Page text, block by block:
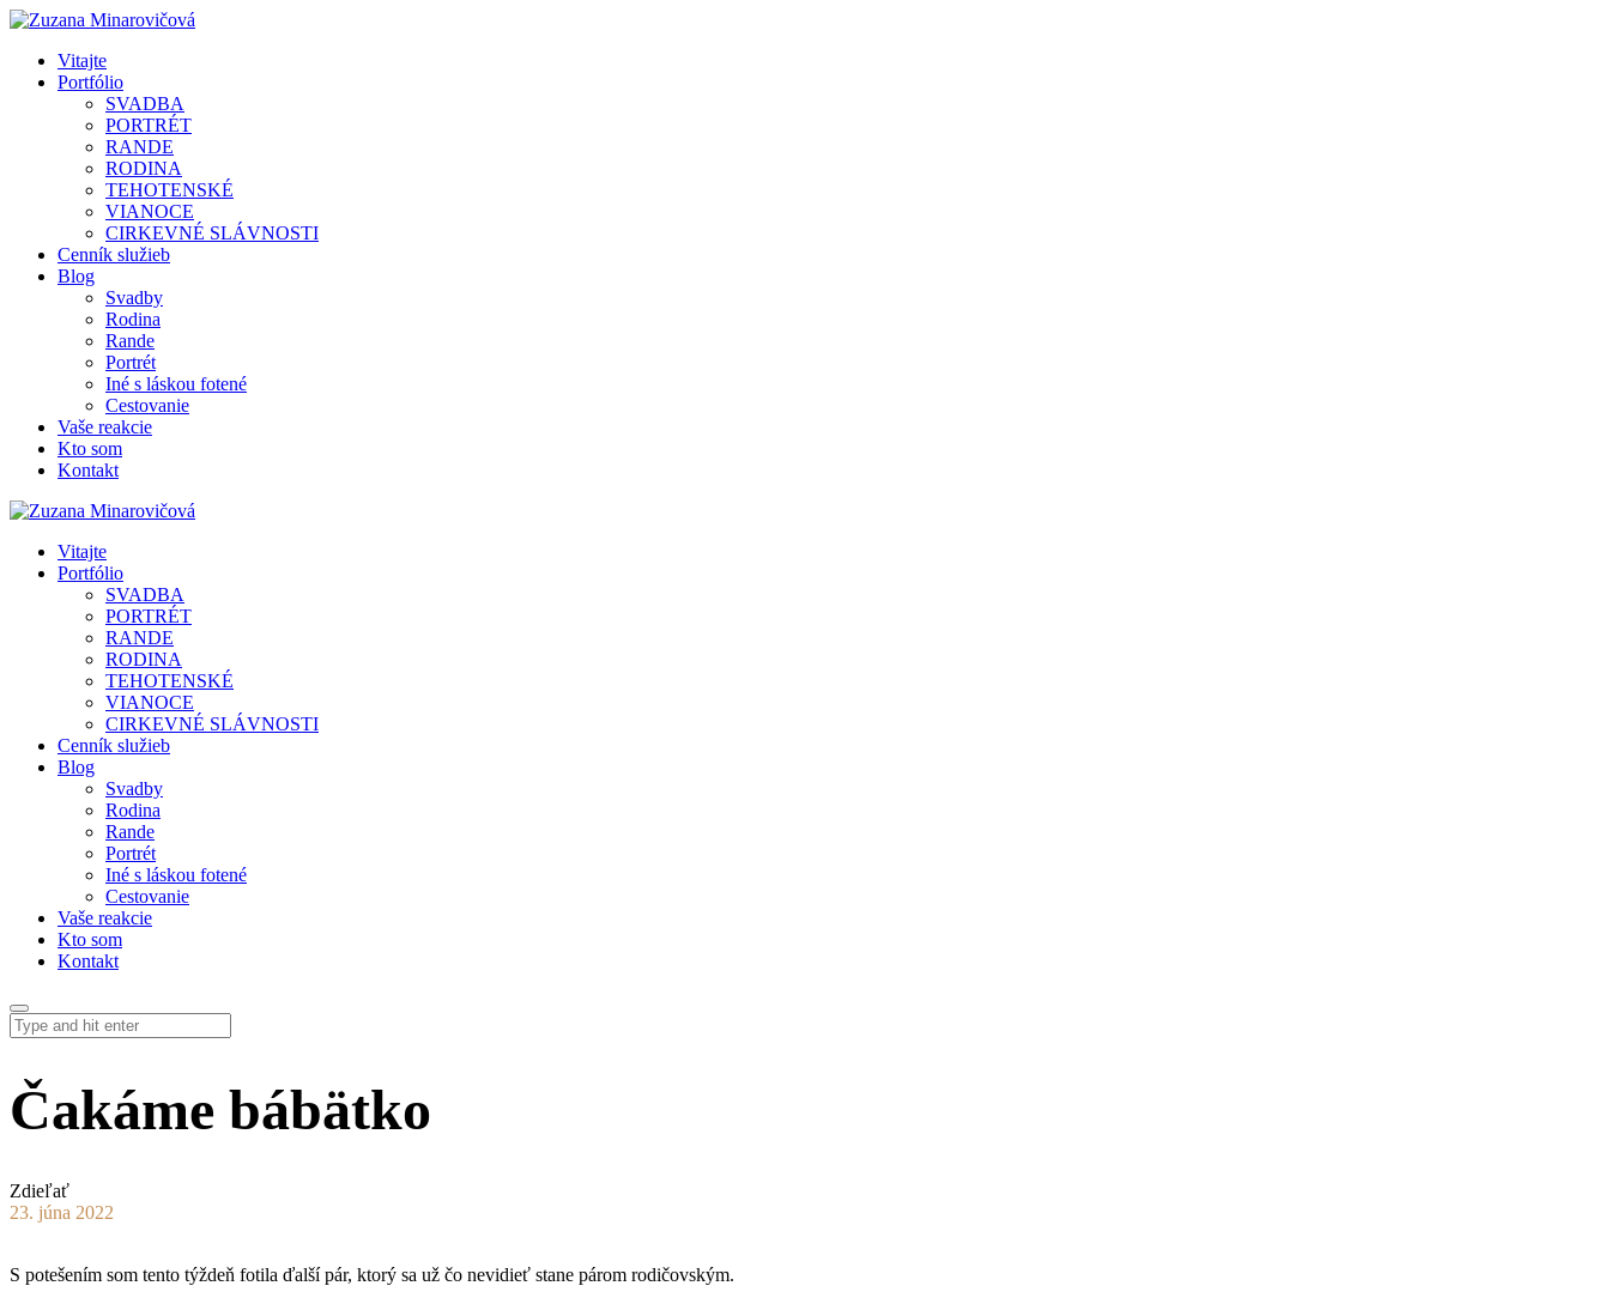
Vitajte
Portfólio
SVADBA
PORTRÉT
RANDE
RODINA
TEHOTENSKÉ
VIANOCE
CIRKEVNÉ SLÁVNOSTI
Cenník služieb
Blog
Svadby
Rodina
Rande
Portrét
Iné s láskou fotené
Cestovanie
Vaše reakcie
Kto som
Kontakt
Vitajte
Portfólio
SVADBA
PORTRÉT
RANDE
RODINA
TEHOTENSKÉ
VIANOCE
CIRKEVNÉ SLÁVNOSTI
Cenník služieb
Blog
Svadby
Rodina
Rande
Portrét
Iné s láskou fotené
Cestovanie
Vaše reakcie
Kto som
Kontakt
Čakáme bábätko
Zdieľať
23. júna 2022
S potešením som tento týždeň fotila ďalší pár, ktorý sa už čo nevidieť stane párom rodičovským.